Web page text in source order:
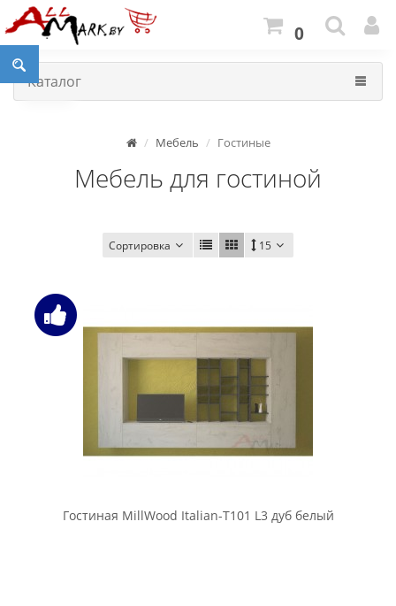
0
Каталог
Мебель Гостиные
Мебель для гостиной
Сортировка 15
Гостиная MillWood Italian-T101 L3 дуб белый